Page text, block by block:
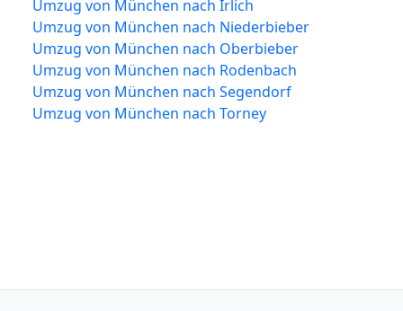
Umzug von München nach Irlich
Umzug von München nach Niederbieber
Umzug von München nach Oberbieber
Umzug von München nach Rodenbach
Umzug von München nach Segendorf
Umzug von München nach Torney